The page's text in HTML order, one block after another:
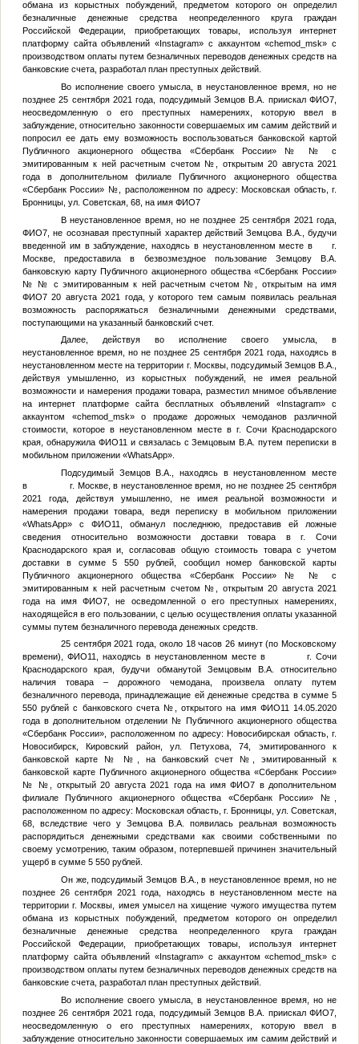
обмана из корыстных побуждений, предметом которого он определил
безналичные денежные средства неопределенного круга граждан
Российской Федерации, приобретающих товары, используя интернет
платформу сайта объявлений «Instagram» с аккаунтом «chemod_msk» с
производством оплаты путем безналичных переводов денежных средств на
банковские счета, разработал план преступных действий.
Во исполнение своего умысла, в неустановленное время, но не
позднее 25 сентября 2021 года, подсудимыйЗемцов В.А. приискалФИО7
неосведомленную о его преступных намерениях, которую ввел в
заблуждение, относительно законности совершаемых им самим действий и
попросил ее дать ему возможность воспользоваться банковской картой
Публичного акционерного общества «Сбербанк России» №
№
с
эмитированным к ней расчетным счетом №
, открытым 20 августа 2021
года в дополнительном филиале Публичного акционерного общества
«Сбербанк России» №
, расположенном по адресу: Московская область, г.
Бронницы, ул. Советская, 68, на имя ФИО7
В неустановленное время, но не позднее 25 сентября 2021 года,
ФИО7, не осознавая преступный характер действийЗемцова В.А.
, будучи
введенной им в заблуждение, находясь в неустановленном месте в г.
Москве, предоставила в безвозмездное пользование Земцову В.А.
банковскую карту Публичного акционерного общества «Сбербанк России»
№ № с эмитированным к ней расчетным счетом №
, открытым на имя
ФИО720 августа 2021 года, у которого тем самым появилась реальная
возможность распоряжаться безналичными денежными средствами,
поступающими на указанный банковский счет.
Далее, действуя во исполнение своего умысла, в
неустановленное время, но не позднее 25 сентября 2021 года, находясь в
неустановленном месте на территории г. Москвы, подсудимый Земцов В.А.
действуя умышленно, из корыстных побуждений, не имея реальной
возможности и намерения продажи товара, разместил мнимое объявление
на интернет платформе сайта бесплатных объявлений «Instagram» с
аккаунтом «chemod_msk» о продаже дорожных чемоданов различной
стоимости, которое в неустановленном месте в г. Сочи Краснодарского
края, обнаружила ФИО11 и связалась сЗемцовым В.А. путем переписки в
мобильном приложении «WhatsApp».
Подсудимый Земцов В.А.
, находясь в неустановленном месте
в г. Москве, в неустановленное время, но не позднее 25 сентября
2021 года, действуя умышленно, не имея реальной возможности и
намерения продажи товара, ведя переписку в мобильном приложении
«WhatsApp» сФИО11
, обманул последнюю, предоставив ей ложные
сведения относительно возможности доставки товара в г. Сочи
Краснодарского края и, согласовав общую стоимость товара с учетом
доставки в сумме 5 550 рублей, сообщил номер банковской карты
Публичного акционерного общества «Сбербанк России» №
№
с
эмитированным к ней расчетным счетом №
, открытым 20 августа 2021
года на имяФИО7 , не осведомленной о его преступных намерениях,
находящейся в его пользовании, с целью осуществления оплаты указанной
суммы путем безналичного перевода денежных средств.
25 сентября 2021 года, около 18 часов 26 минут (по Московскому
времени),ФИО11
, находясь в неустановленном месте в г. Сочи
Краснодарского края, будучи обманутой Земцовым В.А.
относительно
наличия товара – дорожного чемодана, произвела оплату путем
безналичного перевода, принадлежащие ей денежные средства в сумме 5
550 рублей с банковского счета № , открытого на имя ФИО11
14.05.2020
года в дополнительном отделении №
Публичного акционерного общества
«Сбербанк России», расположенном по адресу: Новосибирская область, г.
Новосибирск, Кировский район, ул. Петухова, 74, эмитированного к
банковской карте № № , на банковский счет №
, эмитированный к
банковской карте Публичного акционерного общества «Сбербанк России»
№ № , открытый 20 августа 2021 года на имяФИО7 в дополнительном
филиале Публичного акционерного общества «Сбербанк России»
№
расположенном по адресу: Московская область, г. Бронницы, ул. Советская,
68, вследствие чего у Земцова В.А.
появилась реальная возможность
распорядиться денежными средствами как своими собственными по
своему усмотрению, таким образом, потерпевшей причинен значительный
ущерб в сумме 5 550 рублей.
Он же, подсудимый Земцов В.А.
, в неустановленное время, но не
позднее 26 сентября 2021 года, находясь в неустановленном месте на
территории г. Москвы, имея умысел на хищение чужого имущества путем
обмана из корыстных побуждений, предметом которого он определил
безналичные денежные средства неопределенного круга граждан
Российской Федерации, приобретающих товары, используя интернет
платформу сайта объявлений «Instagram» с аккаунтом «chemod_msk» с
производством оплаты путем безналичных переводов денежных средств на
банковские счета, разработал план преступных действий.
Во исполнение своего умысла, в неустановленное время, но не
позднее 26 сентября 2021 года, подсудимыйЗемцов В.А. приискалФИО7
неосведомленную о его преступных намерениях, которую ввел в
заблуждение относительно законности совершаемых им самим действий и